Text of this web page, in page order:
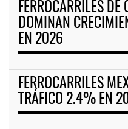
FERROCARRILES
DOMINAN
EN 2026
FERROCARRILES
TRÁFICO 2.4% EN